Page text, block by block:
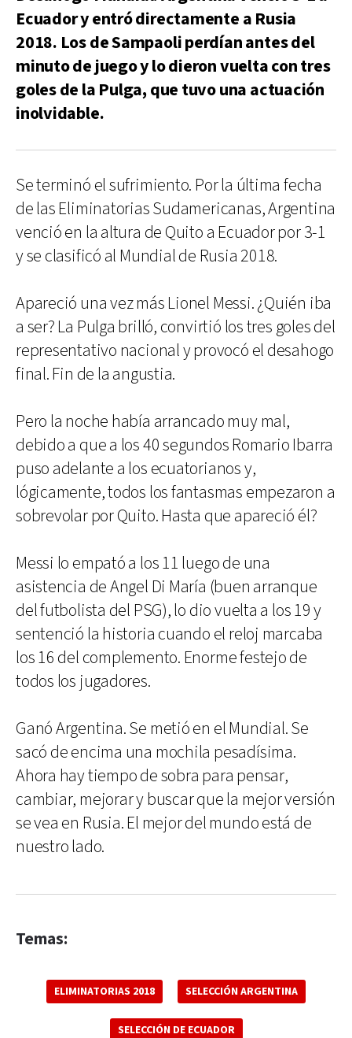
Ecuador y entró directamente a Rusia
2018. Los de Sampaoli perdían antes del
minuto de juego y lo dieron vuelta con tres
goles de la Pulga, que tuvo una actuación
inolvidable.
Se terminó el sufrimiento. Por la última fecha
de las Eliminatorias Sudamericanas, Argentina
venció en la altura de Quito a Ecuador por 3-1
y se clasificó al Mundial de Rusia 2018.
Apareció una vez más Lionel Messi. ¿Quién iba
a ser? La Pulga brilló, convirtió los tres goles del
representativo nacional y provocó el desahogo
final. Fin de la angustia.
Pero la noche había arrancado muy mal,
debido a que a los 40 segundos Romario Ibarra
puso adelante a los ecuatorianos y,
lógicamente, todos los fantasmas empezaron a
sobrevolar por Quito. Hasta que apareció él?
Messi lo empató a los 11 luego de una
asistencia de Angel Di María (buen arranque
del futbolista del PSG), lo dio vuelta a los 19 y
sentenció la historia cuando el reloj marcaba
los 16 del complemento. Enorme festejo de
todos los jugadores.
Ganó Argentina. Se metió en el Mundial. Se
sacó de encima una mochila pesadísima.
Ahora hay tiempo de sobra para pensar,
cambiar, mejorar y buscar que la mejor versión
se vea en Rusia. El mejor del mundo está de
nuestro lado.
Temas:
ELIMINATORIAS 2018 SELECCIÓN ARGENTINA
SELECCIÓN DE ECUADOR